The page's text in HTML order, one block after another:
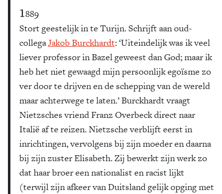
1889
Stort geestelijk in te Turijn. Schrijft aan oud-
collegaJakob Burckhardt: ‘Uiteindelijk was ik veel
liever professor in Bazel geweest dan God; maar ik
heb het niet gewaagd mijn persoonlijk egoïsme zo
ver door te drijven en de schepping van de wereld
maar achterwege te laten.’ Burckhardt vraagt
Nietzsches vriend Franz Overbeck direct naar
Italië af te reizen. Nietzsche verblijft eerst in
inrichtingen, vervolgens bij zijn moeder en daarna
bij zijn zuster Elisabeth. Zij bewerkt zijn werk zo
dat haar broer een nationalist en racist lijkt
(terwijl zijn afkeer van Duitsland gelijk opging met